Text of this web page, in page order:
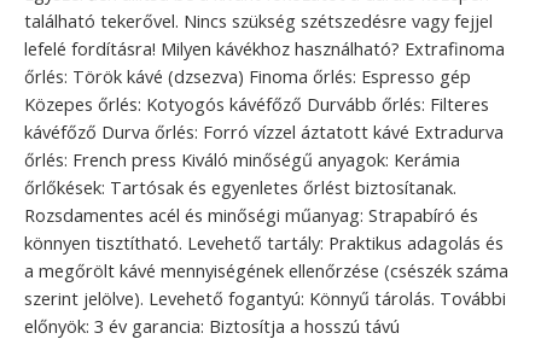
található tekerővel. Nincs szükség szétszedésre vagy fejjel
lefelé fordításra! Milyen kávékhoz használható? Extrafinoma
őrlés: Török kávé (dzsezva) Finoma őrlés: Espresso gép
Közepes őrlés: Kotyogós kávéfőző Durvább őrlés: Filteres
kávéfőző Durva őrlés: Forró vízzel áztatott kávé Extradurva
őrlés: French press Kiváló minőségű anyagok: Kerámia
őrlőkések: Tartósak és egyenletes őrlést biztosítanak.
Rozsdamentes acél és minőségi műanyag: Strapabíró és
könnyen tisztítható. Levehető tartály: Praktikus adagolás és
a megőrölt kávé mennyiségének ellenőrzése (csészék száma
szerint jelölve). Levehető fogantyú: Könnyű tárolás. További
előnyök: 3 év garancia: Biztosítja a hosszú távú